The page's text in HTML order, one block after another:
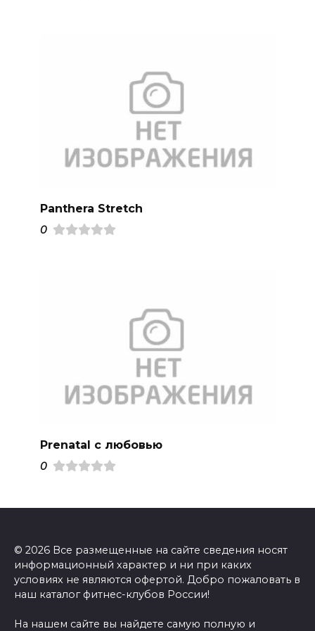
Panthera Stretch
0
Prenatal с любовью
0
© 2026 Все размещенные на сайте сведения носят
информационный характер и ни при каких
условиях не являются офертой. Добро пожаловать в
наш каталог фитнес-клубов России!
На нашем сайте вы найдете самую полную и